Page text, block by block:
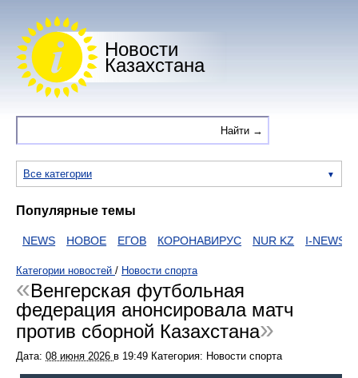
Новости
Казахстана
Все категории
Популярные темы
NEWS НОВОЕ ЕГОВ КОРОНАВИРУС NUR KZ I-NEWS KZ
Категории новостей / Новости спорта
Венгерская футбольная
федерация анонсировала матч
против сборной Казахстана
Дата: 08 июня 2026 в 19:49 Категория: Новости спорта